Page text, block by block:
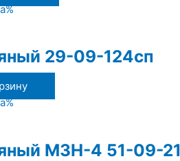
29-09-124сп
МЗН-4 51-09-